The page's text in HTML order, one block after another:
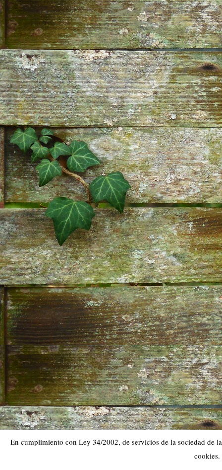
En cumplimiento con Ley 34/2002, de servicios de la sociedad de
cookies.